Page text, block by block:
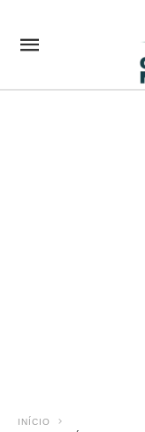
INÍCIO